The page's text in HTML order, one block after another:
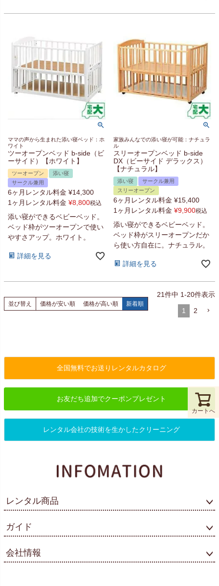
ママの声から生まれた添い寝ベッド：ホ
ワイト
ツーオープンベッド b-side（ビ
ーサイド）【ホワイト】
ツーオープン
添い寝
サークル兼用
6ヶ月レンタル料金 ¥14,300
1ヶ月レンタル料金 ¥8,800税込
添い寝ができるベビーベッド。
ベッド枠がツーオープンで使い
やすさアップ。ホワイト。
詳細を見る
家族みんなでの添い寝が可能：ナチュラ
ル
スリーオープンベッド b-side
DX（ビーサイド デラックス）
【ナチュラル】
添い寝
サークル兼用
スリーオープン
6ヶ月レンタル料金 ¥15,400
1ヶ月レンタル料金 ¥9,900税込
添い寝ができるベビーベッド。
ベッド枠がスリーオープンだか
ら使い方自在に。ナチュラル。
詳細を見る
並び替え 価格が安い順 価格が高い順 新着順
21件中 1-20件表示
1 2
カートへ
全国無料でお送りレンタルカタログ
お友だち追加でクーポンプレゼント
レンタル会社の技術を生かしたクリーニング
レンタル商品
ガイド
会社情報